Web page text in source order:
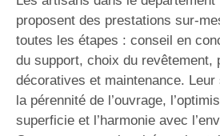
proposent des prestations sur-
toutes les étapes : conseil en
du support, choix du revêtement,
décoratives et maintenance.
la pérennité de l’ouvrage,
superficie et l’harmonie avec